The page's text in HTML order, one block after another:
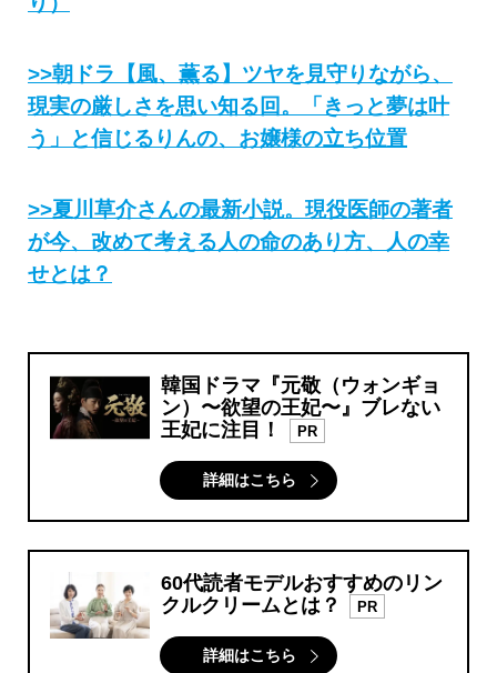
>>朝ドラ【風、薫る】ツヤを見守りながら、
現実の厳しさを思い知る回。「きっと夢は叶
う」と信じるりんの、お嬢様の立ち位置
>>夏川草介さんの最新小説。現役医師の著者
が今、改めて考える人の命のあり方、人の幸
せとは？
韓国ドラマ『元敬（ウォンギョ
ン）〜欲望の王妃〜』ブレない
王妃に注目！
PR
詳細はこちら
60代読者モデルおすすめのリン
クルクリームとは？
PR
詳細はこちら